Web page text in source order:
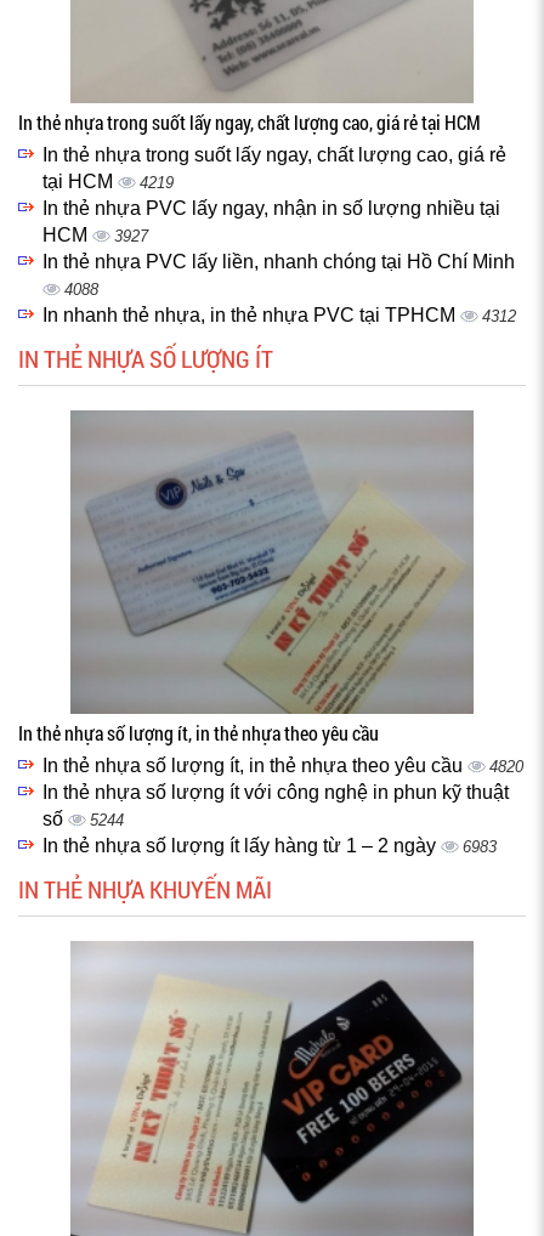
In thẻ nhựa trong suốt lấy ngay, chất lượng cao, giá rẻ tại HCM
In thẻ nhựa trong suốt lấy ngay, chất lượng cao, giá rẻ
tại HCM
4219
In thẻ nhựa PVC lấy ngay, nhận in số lượng nhiều tại
HCM
3927
In thẻ nhựa PVC lấy liền, nhanh chóng tại Hồ Chí Minh
4088
In nhanh thẻ nhựa, in thẻ nhựa PVC tại TPHCM 4312
IN THẺ NHỰA SỐ LƯỢNG ÍT
In thẻ nhựa số lượng ít, in thẻ nhựa theo yêu cầu
In thẻ nhựa số lượng ít, in thẻ nhựa theo yêu cầu 4820
In thẻ nhựa số lượng ít với công nghệ in phun kỹ thuật
số
5244
In thẻ nhựa số lượng ít lấy hàng từ 1 – 2 ngày 6983
IN THẺ NHỰA KHUYẾN MÃI